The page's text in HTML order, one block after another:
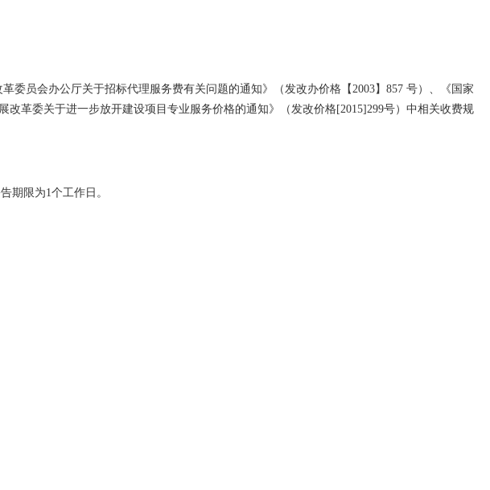
委员会办公厅关于招标代理服务费有关问题的通知》（发改办价格【2003】857 号）、《国家
革委关于进一步放开建设项目专业服务价格的通知》（发改价格[2015]299号）中相关收费规
期限为1个工作日。